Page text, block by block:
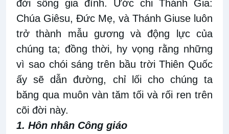
đời sống gia đình. Ước chi Thánh Gia:
Chúa Giêsu, Đức Mẹ, và Thánh Giuse luôn
trở thành mẫu gương và động lực của
chúng ta; đồng thời, hy vọng rằng những
vì sao chói sáng trên bầu trời Thiên Quốc
ấy sẽ dẫn đường, chỉ lối cho chúng ta
băng qua muôn vàn tăm tối và rối ren trên
cõi đời này.
1. Hôn nhân Công giáo